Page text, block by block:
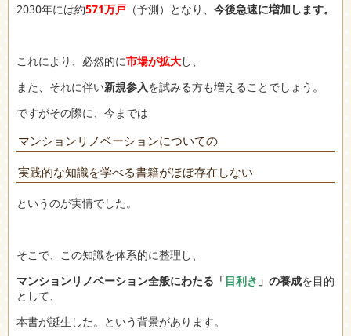
2030年には約571万戸 （予測）となり、 今後急速に増加します。
これにより、必然的に市場が拡大し、
また、それに伴い新規参入を試みる方も増えることでしょう。
ですがその際に、今までは
マンションリノベーションについての
実践的な知識を学べる書籍がほぼ存在しない
というのが実情でした。
そこで、この知識を体系的に整理し、
マンションリノベーション全般にわたる「目利き 」の養成を目的
として、
本書が誕生した。という背景があります。